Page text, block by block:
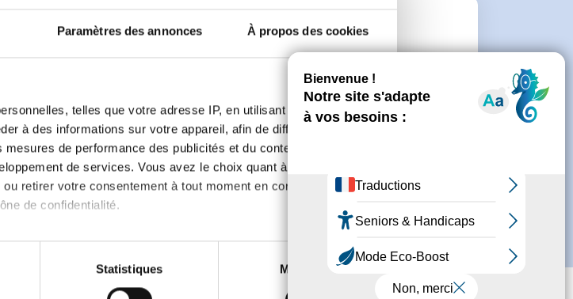
Paramètres des annonces À propos des cookies
telles que votre adresse IP, en utilisant des
à des informations sur votre appareil, afin de diffuser des
de performance des publicités et du contenu, ainsi que de
de services. Vous avez le choix quant à l'utilisation de
retirer votre consentement à tout moment en consultant la
de confidentialité.
qui peuvent être précises à plusieurs mètres près
Statistiques Marketing
vous aurez besoin de vous connecter ou de créer un compte.
Créer un nouveau compte